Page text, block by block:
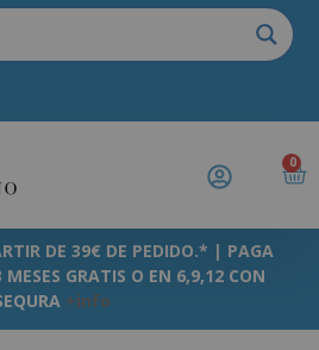
0
DE 39€ DE PEDIDO.* | PAGA
GRATIS O EN 6,9,12 CON
+info